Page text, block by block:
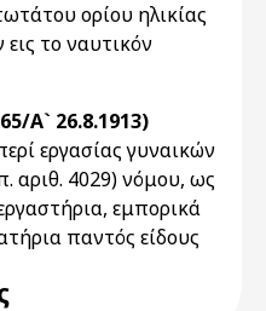
ορίου ηλικίας
το ναυτικόν
Α` 26.8.1913)
εργασίας γυναικών
αριθ. 4029) νόμου, ως
εμπορικά
παντός είδους